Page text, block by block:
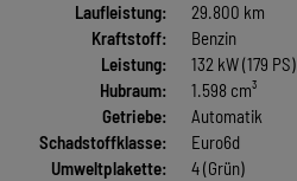
Laufleistung:
29.800 km
Kraftstoff:
Benzin
Leistung:
132 kW (179 PS)
Hubraum:
1.598 cm³
Getriebe:
Automatik
Schadstoffklasse:
Euro6d
Umweltplakette:
4 (Grün)